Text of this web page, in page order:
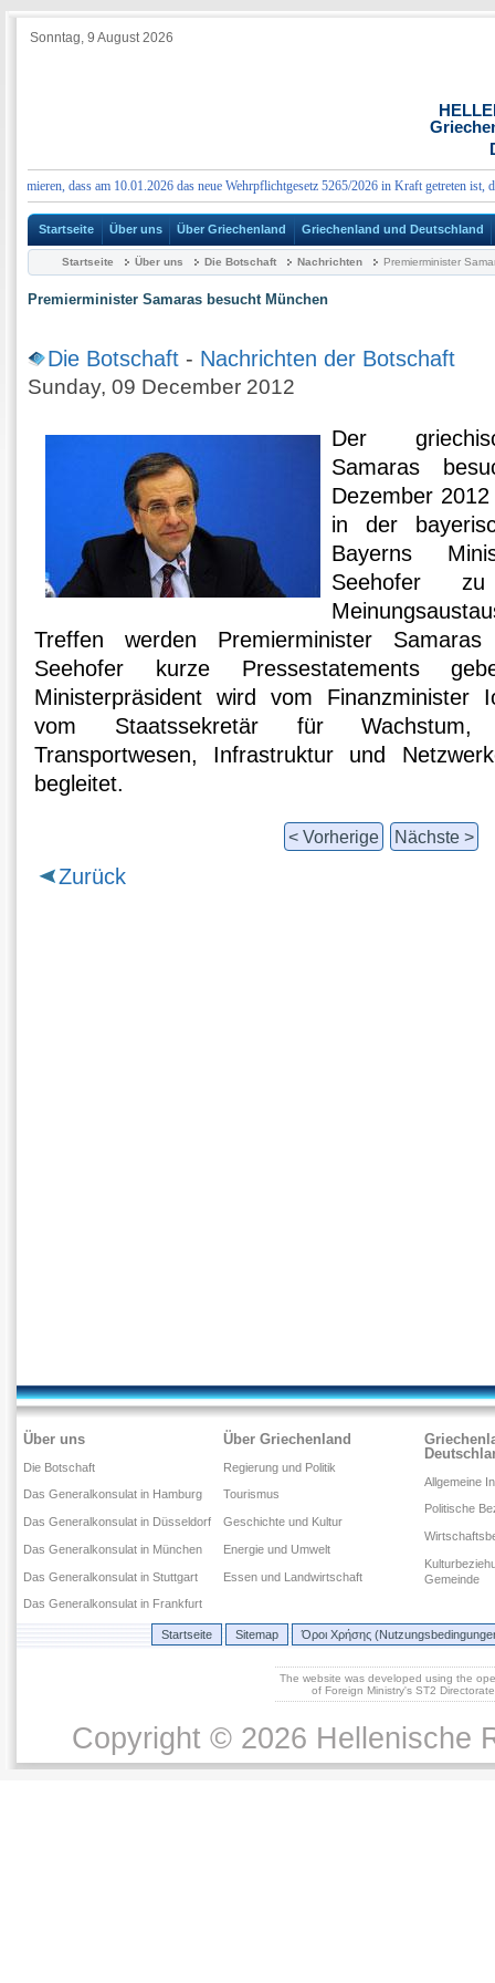
Sonntag, 9 August 2026
dass am 10.01.2026 das neue Wehrpflichtgesetz 5265/2026 in Kraft getreten ist,
Startseite Über uns Über Griechenland Griechenland und Deutschland
Startseite Über uns Die Botschaft Nachrichten Premierminister
Premierminister Samaras besucht München
Die Botschaft - Nachrichten der Botschaft
Sunday, 09 December 2012
Der
Samaras
Dezember
in der
Bayerns
Seehofer
Treffen werden Premierminister
Seehofer kurze Pressestatements
Ministerpräsident wird vom Finanzminister
vom Staatssekretär für Wachstum,
Transportwesen, Infrastruktur und
begleitet.
< Vorherige Nächste >
Zurück
Über uns
Die Botschaft
Das Generalkonsulat in Hamburg
Das Generalkonsulat in Düsseldorf
Das Generalkonsulat in München
Das Generalkonsulat in Stuttgart
Das Generalkonsulat in Frankfurt
Über Griechenland
Regierung und Politik
Tourismus
Geschichte und Kultur
Energie und Umwelt
Essen und Landwirtschaft
Allgemeine
Politische
Gemeinde
Startseite Sitemap Όροι Χρήσης
The website was developed using the
of Foreign Ministry's ST2
Copyright © 2026 Hellenische